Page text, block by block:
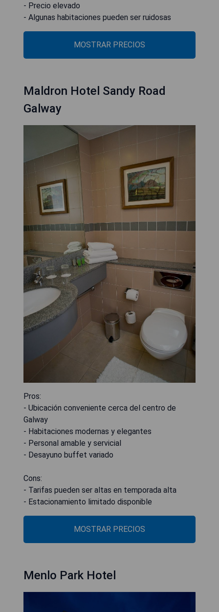
- Precio elevado
- Algunas habitaciones pueden ser ruidosas
MOSTRAR PRECIOS
Maldron Hotel Sandy Road
Galway
Pros:
- Ubicación conveniente cerca del centro de
Galway
- Habitaciones modernas y elegantes
- Personal amable y servicial
- Desayuno buffet variado
Cons:
- Tarifas pueden ser altas en temporada alta
- Estacionamiento limitado disponible
MOSTRAR PRECIOS
Menlo Park Hotel